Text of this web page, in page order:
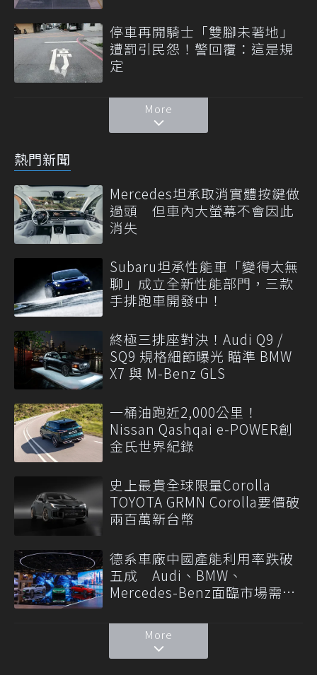
停車再開騎士「雙腳未著地」
遭罰引民怨！警回覆：這是規
定
More
熱門新聞
Mercedes坦承取消實體按鍵做
過頭 但車內大螢幕不會因此
消失
Subaru坦承性能車「變得太無
聊」成立全新性能部門，三款
手排跑車開發中！
終極三排座對決！Audi Q9 /
SQ9 規格細節曝光 瞄準 BMW
X7 與 M-Benz GLS
一桶油跑近2,000公里！
Nissan Qashqai e-POWER創
金氏世界紀錄
史上最貴全球限量Corolla
TOYOTA GRMN Corolla要價破
兩百萬新台幣
德系車廠中國產能利用率跌破
五成 Audi、BMW、
Mercedes-Benz面臨市場需求
More